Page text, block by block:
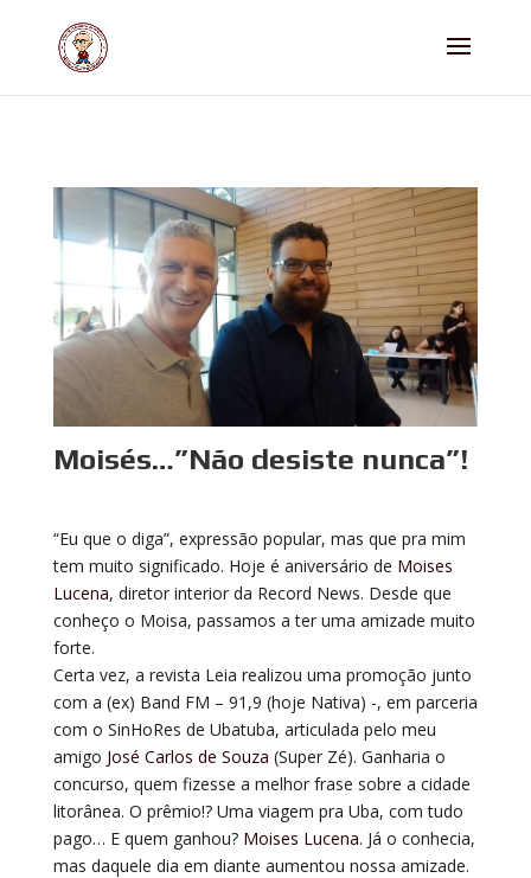
Moisés…”Não desiste nunca”!
“Eu que o diga”, expressão popular, mas que pra mim
tem muito significado. Hoje é aniversário de Moises
Lucena, diretor interior da Record News. Desde que
conheço o Moisa, passamos a ter uma amizade muito
forte.
Certa vez, a revista Leia realizou uma promoção junto
com a (ex) Band FM – 91,9 (hoje Nativa) -, em parceria
com o SinHoRes de Ubatuba, articulada pelo meu
amigo José Carlos de Souza (Super Zé). Ganharia o
concurso, quem fizesse a melhor frase sobre a cidade
litorânea. O prêmio!? Uma viagem pra Uba, com tudo
pago… E quem ganhou? Moises Lucena. Já o conhecia,
mas daquele dia em diante aumentou nossa amizade.